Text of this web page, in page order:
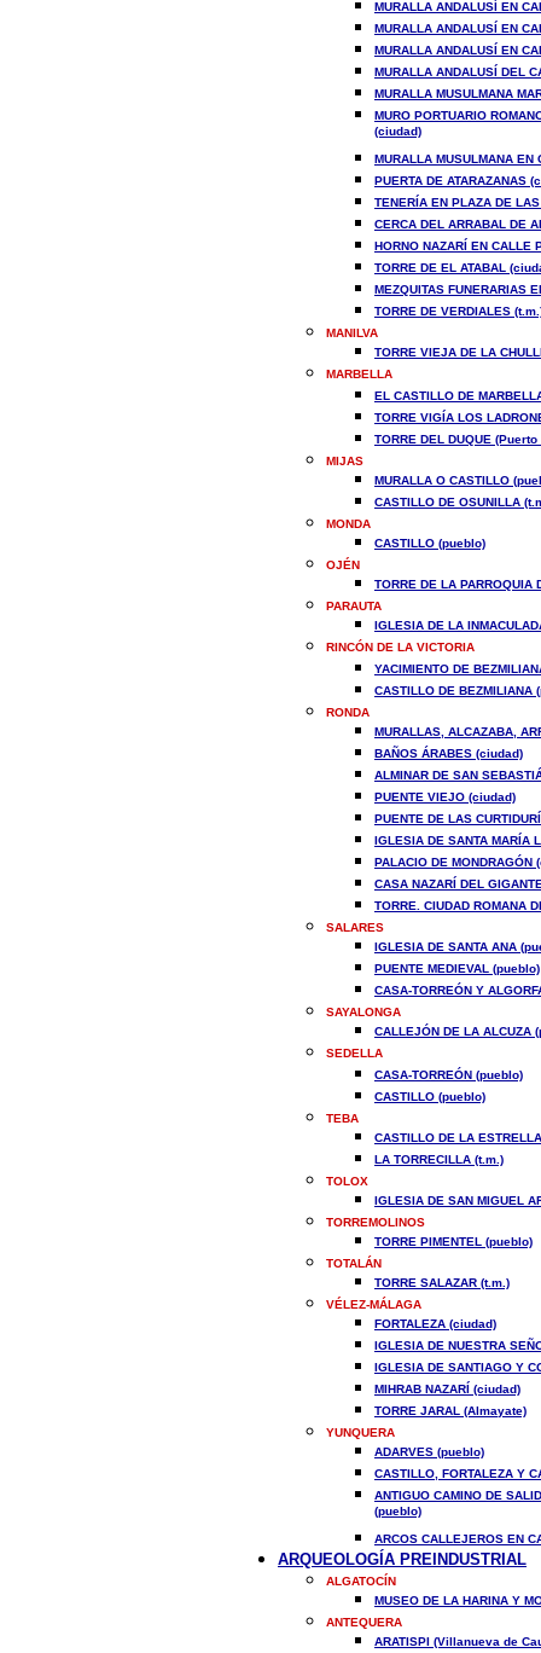
MURALLA ANDALUSÍ EN
MURALLA ANDALUSÍ EN
MURALLA ANDALUSÍ EN
MURALLA ANDALUSÍ DEL
MURALLA MUSULMANA
MURO PORTUARIO
(ciudad)
MURALLA MUSULMANA EN
PUERTA DE ATARAZANAS
TENERÍA EN PLAZA DE
CERCA DEL ARRABAL DE
HORNO NAZARÍ EN CALLE
TORRE DE EL ATABAL
MEZQUITAS FUNERARIAS
TORRE DE VERDIALES
MANILVA
TORRE VIEJA DE LA
MARBELLA
EL CASTILLO DE
TORRE VIGÍA LOS
TORRE DEL DUQUE
MIJAS
MURALLA O CASTILLO
CASTILLO DE OSUNILLA
MONDA
CASTILLO (pueblo)
OJÉN
TORRE DE LA PARROQUIA
PARAUTA
IGLESIA DE LA
RINCÓN DE LA VICTORIA
YACIMIENTO DE
CASTILLO DE BEZMILIANA
RONDA
MURALLAS, ALCAZABA,
BAÑOS ÁRABES (ciudad)
ALMINAR DE SAN
PUENTE VIEJO (ciudad)
PUENTE DE LAS
IGLESIA DE SANTA MARÍA
PALACIO DE MONDRAGÓN
CASA NAZARÍ DEL
TORRE. CIUDAD ROMANA
SALARES
IGLESIA DE SANTA ANA
PUENTE MEDIEVAL (pueblo)
CASA-TORREÓN Y
SAYALONGA
CALLEJÓN DE LA ALCUZA
SEDELLA
CASA-TORREÓN (pueblo)
CASTILLO (pueblo)
TEBA
CASTILLO DE LA
LA TORRECILLA (t.m.)
TOLOX
IGLESIA DE SAN MIGUEL
TORREMOLINOS
TORRE PIMENTEL (pueblo)
TOTALÁN
TORRE SALAZAR (t.m.)
VÉLEZ-MÁLAGA
FORTALEZA (ciudad)
IGLESIA DE NUESTRA
IGLESIA DE SANTIAGO Y
MIHRAB NAZARÍ (ciudad)
TORRE JARAL (Almayate)
YUNQUERA
ADARVES (pueblo)
CASTILLO, FORTALEZA Y
ANTIGUO CAMINO DE
(pueblo)
ARCOS CALLEJEROS EN
ARQUEOLOGÍA PREINDUSTRIAL
ALGATOCÍN
MUSEO DE LA HARINA Y
ANTEQUERA
ARATISPI (Villanueva de